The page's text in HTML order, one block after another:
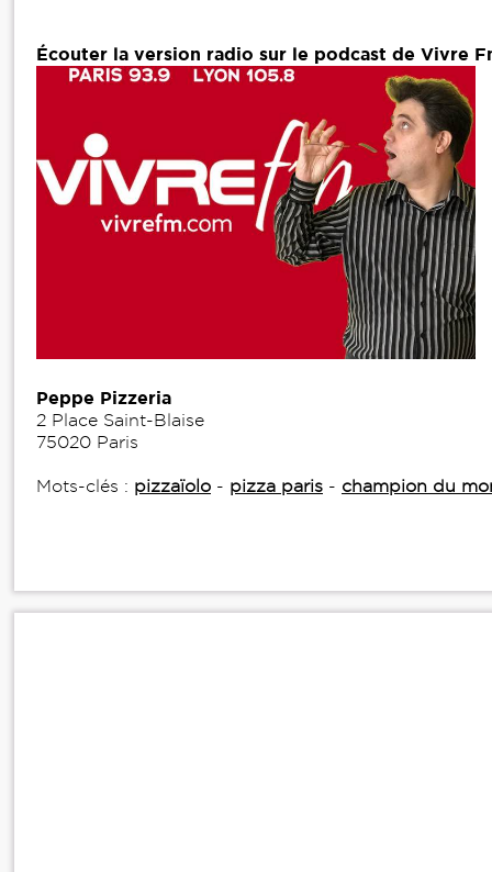
Écouter la version radio sur le podcast de Vivre
Peppe Pizzeria
2 Place Saint-Blaise
75020 Paris
Mots-clés : pizzaïolo - pizza paris - champion du